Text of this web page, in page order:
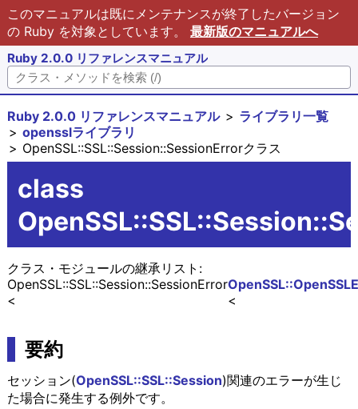
このマニュアルは既にメンテナンスが終了したバージョン
の Ruby を対象としています。 最新版のマニュアルへ
Ruby 2.0.0 リファレンスマニュアル
Ruby 2.0.0 リファレンスマニュアル
ライブラリ一覧
opensslライブラリ
OpenSSL::SSL::Session::SessionErrorクラス
class
クラス・モジュールの継承リスト:
OpenSSL::SSL::Session::SessionError
要約
セッション(OpenSSL::SSL::Session)関連のエラーが生じ
た場合に発生する例外です。